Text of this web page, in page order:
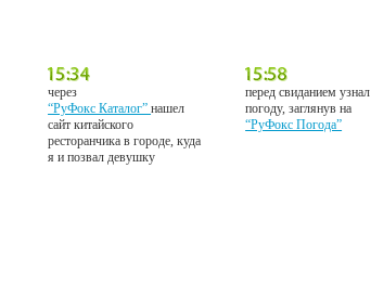
через
“РуФокс Каталог”нашел
сайт китайского
ресторанчика в городе, куда
я и позвал девушку
перед свиданием узнал
погоду, заглянув на
“РуФокс Погода”